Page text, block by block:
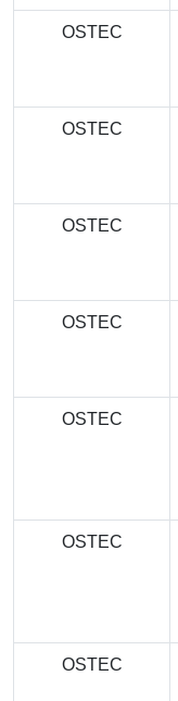
OSTEC
OSTEC
OSTEC
OSTEC
OSTEC
OSTEC
OSTEC